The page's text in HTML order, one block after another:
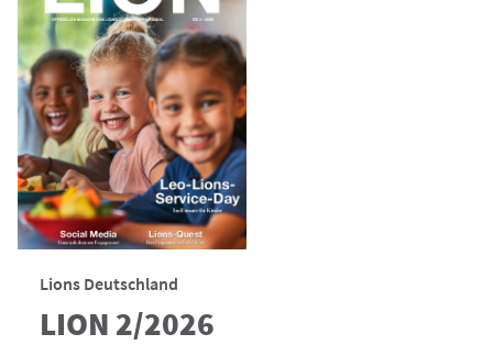
Lions Deutschland
LION 2/2026